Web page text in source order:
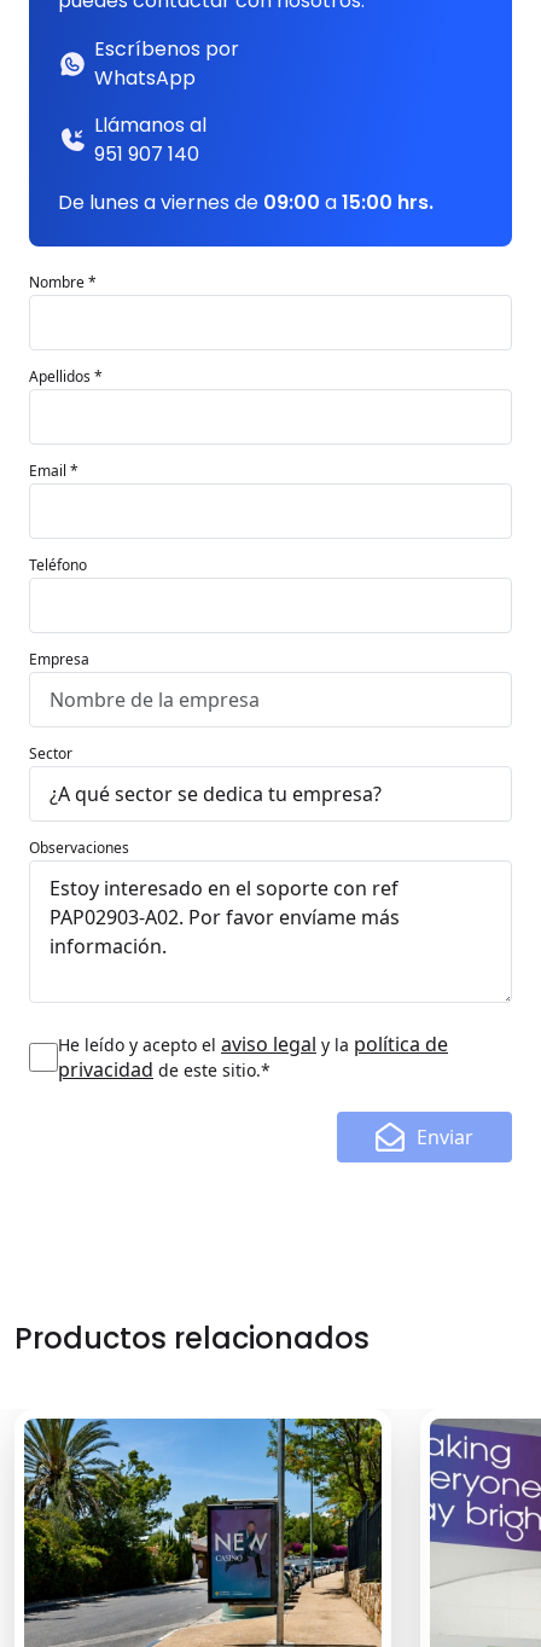
Escríbenos por
WhatsApp
Llámanos al
951 907 140
De lunes a viernes de 09:00 a15:00 hrs.
Nombre *
Apellidos *
Email *
Teléfono
Empresa
Sector
Observaciones
He leído y acepto el aviso legal y la política de
privacidad de este sitio.*
Enviar
Productos relacionados